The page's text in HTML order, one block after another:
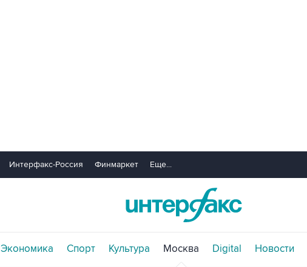
Интерфакс-Россия Финмаркет Еще...
Экономика Спорт Культура Москва Digital Новости